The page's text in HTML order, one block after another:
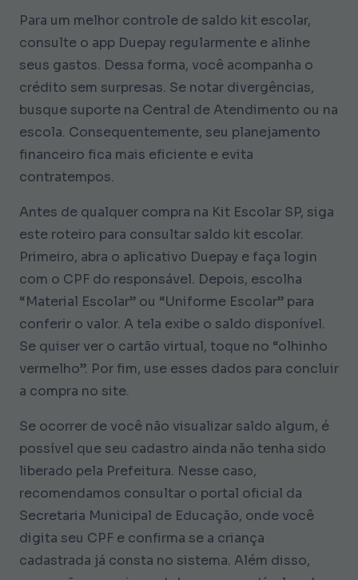
Para um melhor controle de saldo kit escolar,
consulte o app Duepay regularmente e alinhe
seus gastos. Dessa forma, você acompanha o
crédito sem surpresas. Se notar divergências,
busque suporte na Central de Atendimento ou na
escola. Consequentemente, seu planejamento
financeiro fica mais eficiente e evita
contratempos.
Antes de qualquer compra na Kit Escolar SP, siga
este roteiro para consultar saldo kit escolar.
Primeiro, abra o aplicativo Duepay e faça login
com o CPF do responsável. Depois, escolha
“Material Escolar” ou “Uniforme Escolar” para
conferir o valor. A tela exibe o saldo disponível.
Se quiser ver o cartão virtual, toque no “olhinho
vermelho”. Por fim, use esses dados para concluir
a compra no site.
Se ocorrer de você não visualizar saldo algum, é
possível que seu cadastro ainda não tenha sido
liberado pela Prefeitura. Nesse caso,
recomendamos consultar o portal oficial da
Secretaria Municipal de Educação, onde você
digita seu CPF e confirma se a criança
cadastrada já consta no sistema. Além disso,